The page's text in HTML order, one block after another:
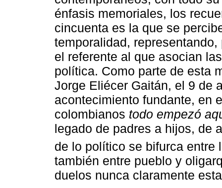
énfasis memoriales, los
cincuenta es la que se
temporalidad,
el referente al que asocian
política. Como parte de esta
Jorge Eliécer Gaitán, el 9 de
acontecimiento fundante, en
colombianos todo empezó
legado de padres a hijos, de
de lo político se bifurca entre
también entre pueblo y
duelos nunca claramente